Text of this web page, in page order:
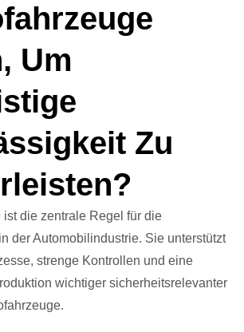
Um
Zu
die zentrale Regel für die
der Automobilindustrie. Sie unterstützt
strenge Kontrollen und eine
wichtiger sicherheitsrelevanter